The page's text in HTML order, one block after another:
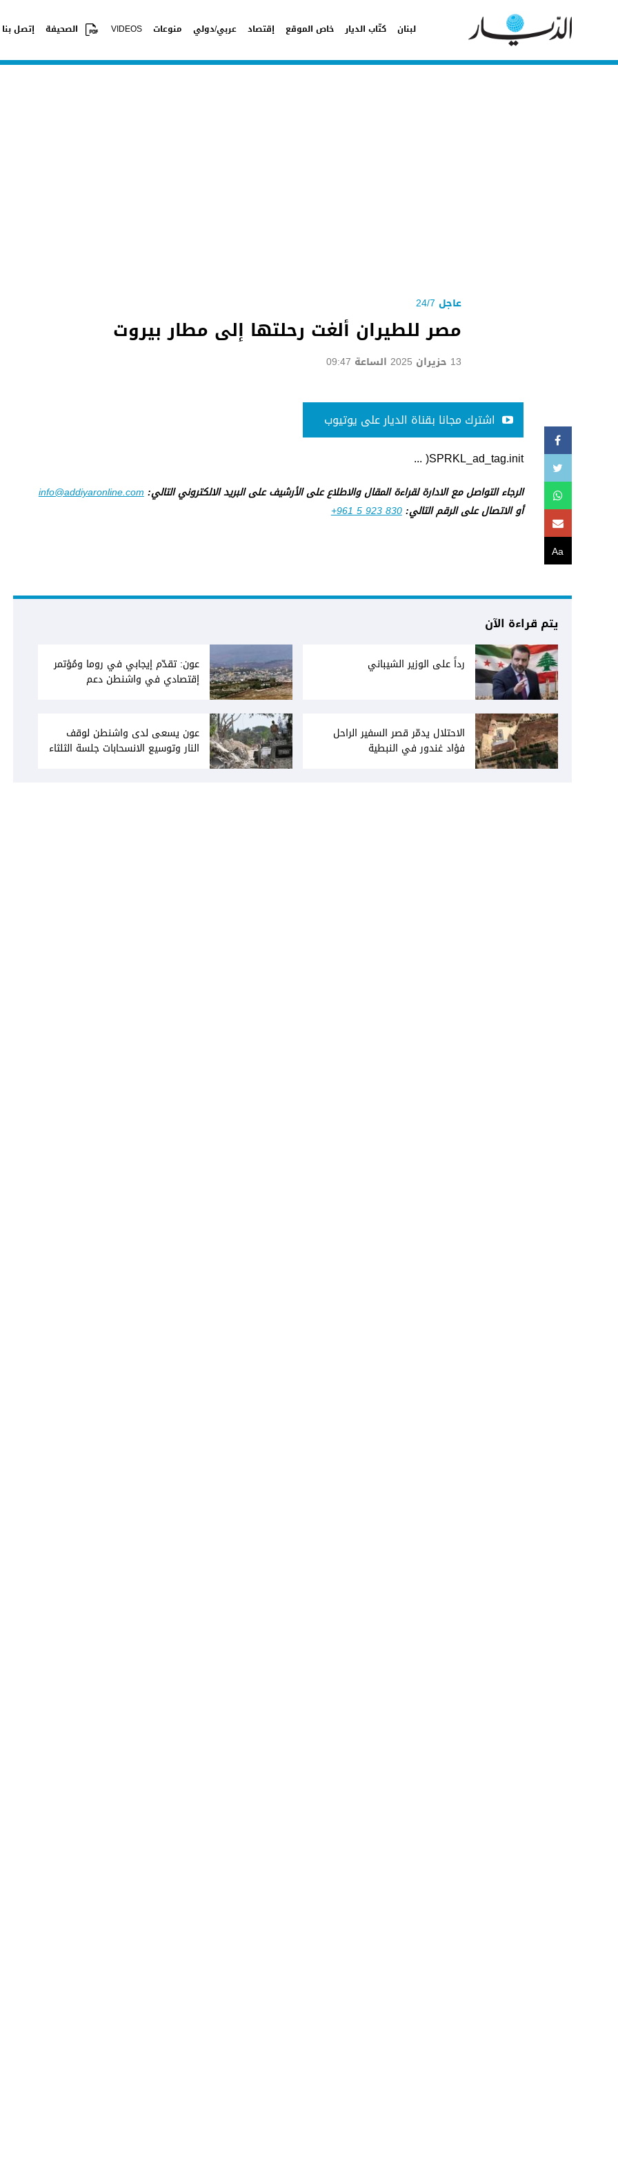
لبنان كتّاب الديار خاص الموقع إقتصاد عربي/دولي منوعات VIDEOS الصحيفة إتصل بنا
عاجل 24/7
مصر للطيران ألغت رحلتها إلى مطار بيروت
13 حزيران 2025 الساعة 09:47
Aa
اشترك مجانا بقناة الديار على يوتيوب
SPRKL_ad_tag.init( ...
الرجاء التواصل مع الادارة لقراءة المقال والاطلاع على الأرشيف على البريد الالكتروني التالي:info@addiyaronline.com
أو الاتصال على الرقم التالي:+961 5 923 830
يتم قراءة الآن
رداً على الوزير الشيباني
عون: تقدّم إيجابي في روما ومُؤتمر
إقتصادي في واشنطن دعم
الاحتلال يدمّر قصر السفير الراحل
فؤاد غندور في النبطية
عون يسعى لدى واشنطن لوقف
النار وتوسيع الانسحابات جلسة الثلثاء